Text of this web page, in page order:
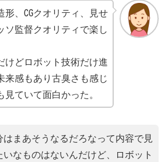
形、CGクオリティ、見せ
監督クオリティで楽し
けどロボット技術だけ進
来感もあり古臭さも感じ
見ていて面白かった。
はまあそうなるだろなって内容で見
いなものはないんだけど、ロボット